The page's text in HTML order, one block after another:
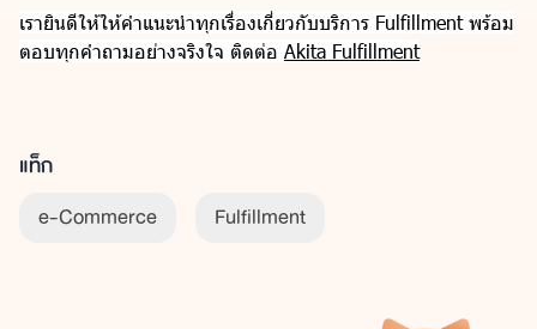
เรายินดีให้ให้คำแนะนำทุกเรื่องเกี่ยวกับบริการ Fulfillment พร้อม
ตอบทุกคำถามอย่างจริงใจ ติดต่อ Akita Fulfillment
แท็ก
e-Commerce
Fulfillment